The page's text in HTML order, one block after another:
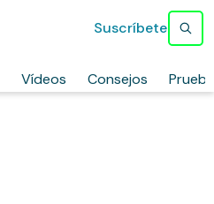
Vídeos Consejos
Suscríbete